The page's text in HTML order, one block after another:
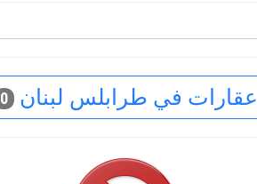
عقارات في طرابلس لبنان 0